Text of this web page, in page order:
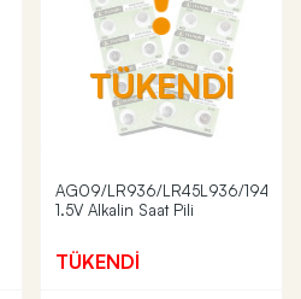
TÜKENDİ
AG09/LR936/LR45L936/194
1.5V Alkalin Saat Pili
TÜKENDİ